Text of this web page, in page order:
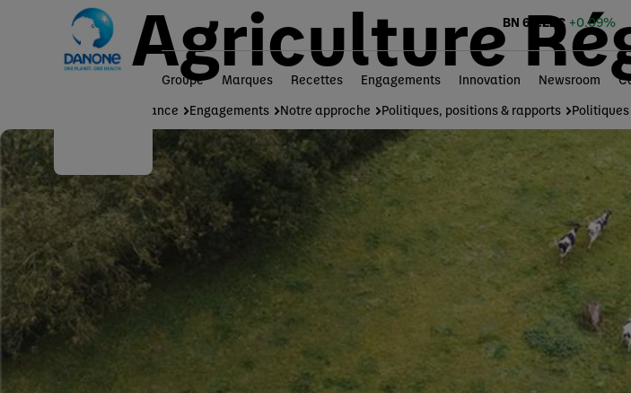
Groupe Marques Recettes Engagements Innovation Newsroom
BN 68.22€ +0.09%
Danone en France Engagements Notre approche Politiques, positions & rapports
Agriculture